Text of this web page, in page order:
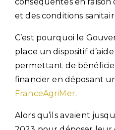
et des conditions
C’est pourquoi le
place un dispositif
permettant de
financier en déposant
FranceAgriMer.
Alors qu’ils avaient